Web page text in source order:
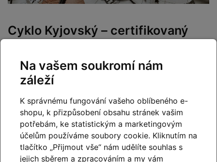
Cyklo Kyjovský – certifikovaný
Značku CUBEmáme v nabídce od samého vzniku naší
firmyv roce 2011
České republice. Díkynejširší nabídceskladových kol
CUBE a jejich detailní znalosti vám pomůžeme vybrat
kolo, které bude nejvhodnější právě pro vás a
skutečně odpovídá vašim potřebám.
U nás najdete
nejširší skladovou zásobu kol CUBE
Na vašem soukromí nám
záleží
K správnému fungování vašeho oblíbeného e-
shopu, k přizpůsobení obsahu stránek vašim
potřebám, ke statistickým a marketingovým
účelům používáme soubory cookie. Kliknutím na
tlačítko „Přijmout vše“ nám udělíte souhlas s
jejich sběrem a zpracováním a my vám